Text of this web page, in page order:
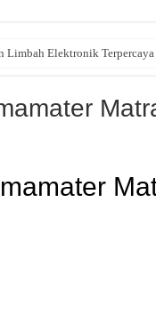
Limbah Elektronik